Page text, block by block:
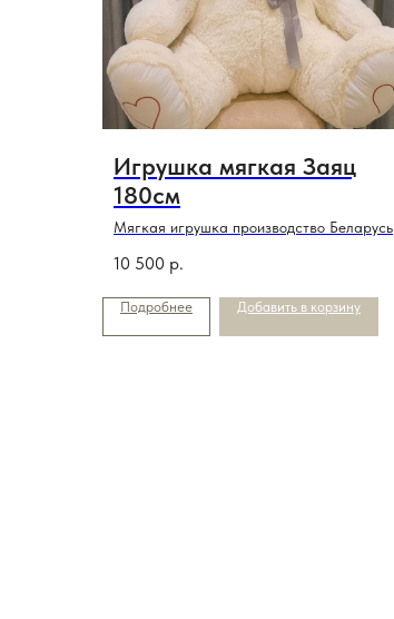
Игрушка мягкая Заяц
180см
Мягкая игрушка производство Беларусь
10 500 р.
Подробнее Добавить в корзину